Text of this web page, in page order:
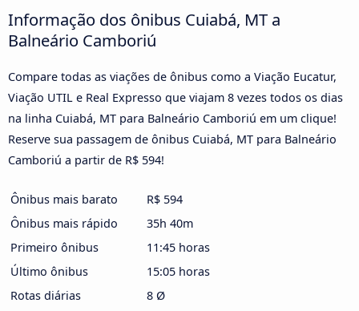
Informação dos ônibus Cuiabá, MT a
Balneário Camboriú
Compare todas as viações de ônibus como a Viação Eucatur,
Viação UTIL e Real Expresso que viajam 8 vezes todos os dias
na linha Cuiabá, MT para Balneário Camboriú em um clique!
Reserve sua passagem de ônibus Cuiabá, MT para Balneário
Camboriú a partir de R$ 594!
Ônibus mais barato
R$ 594
Ônibus mais rápido
35h 40m
Primeiro ônibus
11:45 horas
Último ônibus
15:05 horas
Rotas diárias
8 Ø